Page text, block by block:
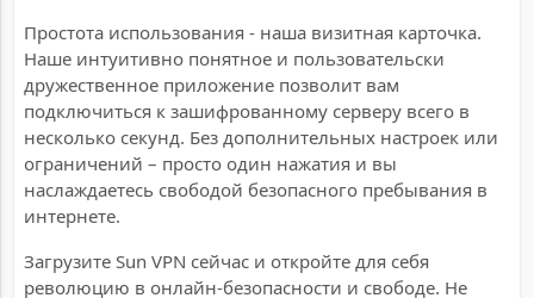
Простота использования - наша визитная карточка.
Наше интуитивно понятное и пользовательски
дружественное приложение позволит вам
подключиться к зашифрованному серверу всего в
несколько секунд. Без дополнительных настроек или
ограничений – просто один нажатия и вы
наслаждаетесь свободой безопасного пребывания в
интернете.
Загрузите Sun VPN сейчас и откройте для себя
революцию в онлайн-безопасности и свободе. Не